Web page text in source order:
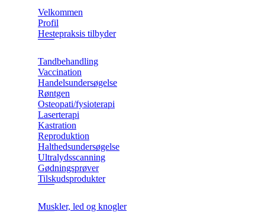
Velkommen
Profil
Hestepraksis tilbyder
Tandbehandling
Vaccination
Handelsundersøgelse
Røntgen
Osteopati/fysioterapi
Laserterapi
Kastration
Reproduktion
Halthedsundersøgelse
Ultralydsscanning
Gødningsprøver
Tilskudsprodukter
Muskler, led og knogler